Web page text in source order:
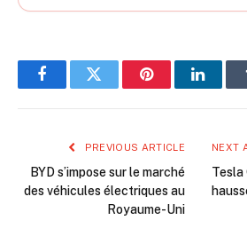
FacebookTwitter Pinterest
PREVIOUS ARTICLE
BYD s’impose sur le marché
des véhicules électriques au
Royaume-Uni
NEXT
Tesla